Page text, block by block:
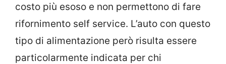
costo più esoso e non permettono di fare
rifornimento self service. L’auto con questo
tipo di alimentazione però risulta essere
particolarmente indicata per chi